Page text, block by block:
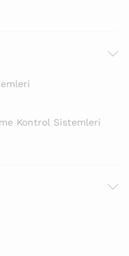
Kontrol Sistemleri